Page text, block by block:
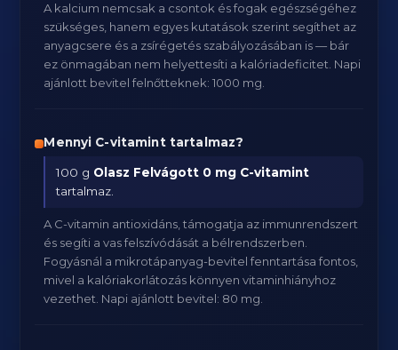
A kalcium nemcsak a csontok és fogak egészségéhez
szükséges, hanem egyes kutatások szerint segíthet az
anyagcsere és a zsírégetés szabályozásában is — bár
ez önmagában nem helyettesíti a kalóriadeficitet. Napi
ajánlott bevitel felnőtteknek: 1000 mg.
Mennyi C-vitamint tartalmaz?
100 g Olasz Felvágott 0 mg C-vitamint
tartalmaz.
A C-vitamin antioxidáns, támogatja az immunrendszert
és segíti a vas felszívódását a bélrendszerben.
Fogyásnál a mikrotápanyag-bevitel fenntartása fontos,
mivel a kalóriakorlátozás könnyen vitaminhiányhoz
vezethet. Napi ajánlott bevitel: 80 mg.